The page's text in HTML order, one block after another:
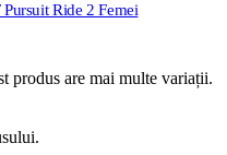
Ride 2 Femei
produs are mai multe variații.